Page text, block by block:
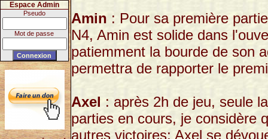
Espace Admin
Pseudo
Mot de passe
Amin : Pour sa première
N4, Amin est solide dans
patiemment la bourde de son
permettra de rapporter le
Axel : après 2h de jeu, seule
parties en cours, je considère
autres victoires; Axel se